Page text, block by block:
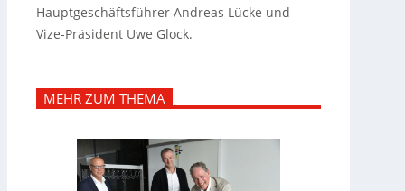
Hauptgeschäftsführer Andreas Lücke und
Vize-Präsident Uwe Glock.
MEHR ZUM THEMA